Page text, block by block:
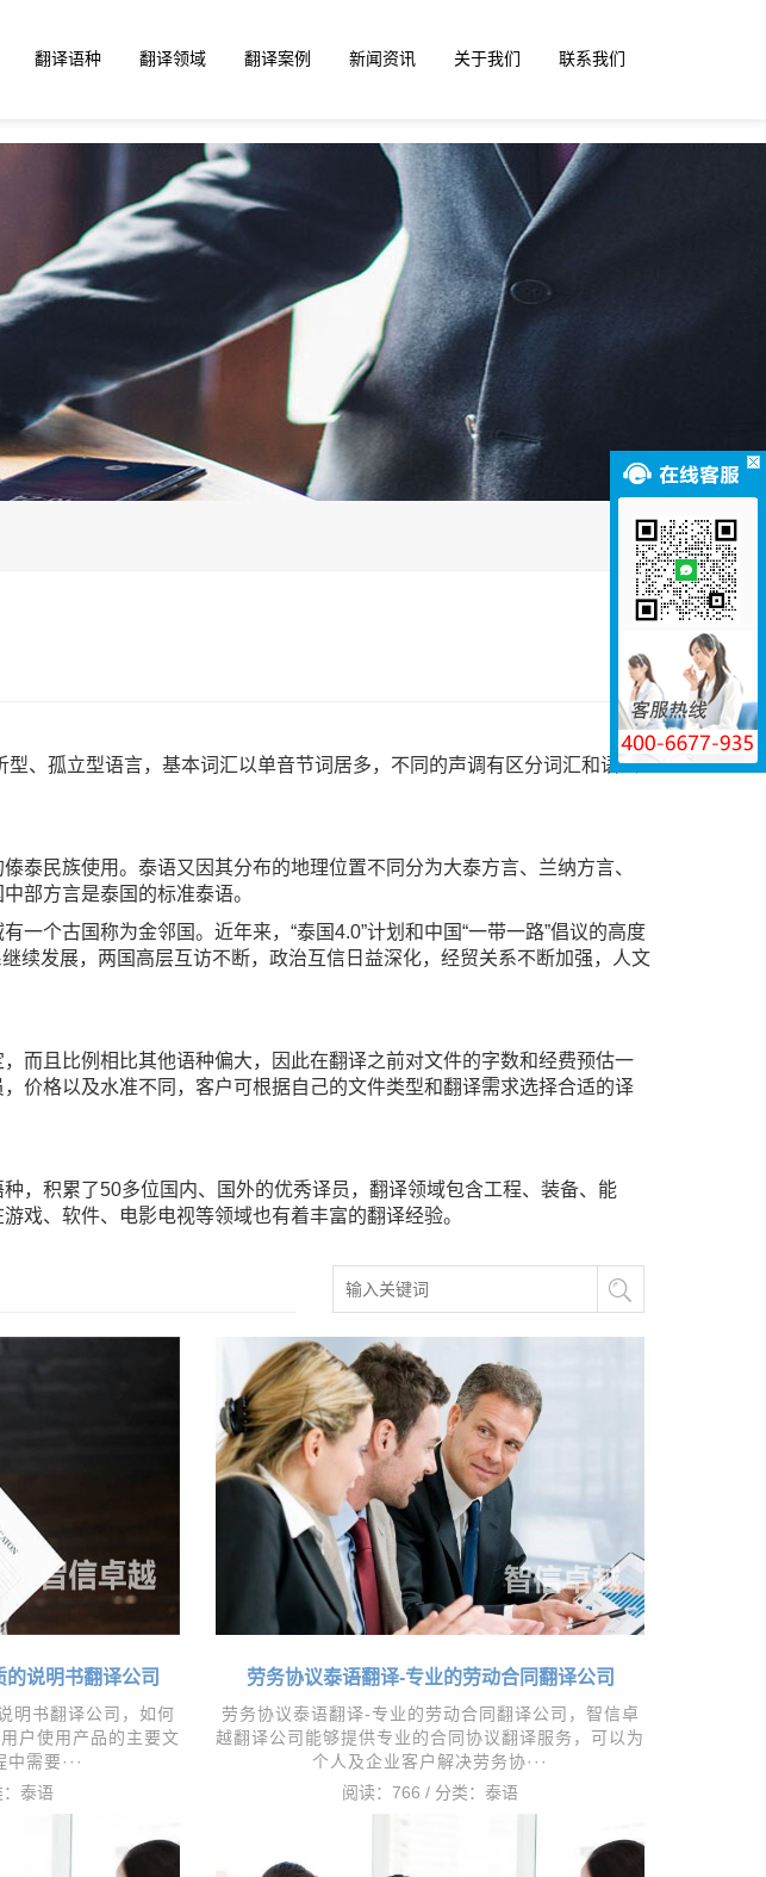
翻译语种 翻译领域 翻译案例 新闻资讯 关于我们 联系我们
、孤立型语言，基本词汇以单音节词居多，不同的声调有区分词汇和语法
泰民族使用。泰语又因其分布的地理位置不同分为大泰方言、兰纳方言、
部方言是泰国的标准泰语。
个古国称为金邻国。近年来，“泰国4.0”计划和中国“一带一路”倡议的高度
续发展，两国高层互访不断，政治互信日益深化，经贸关系不断加强，人文
而且比例相比其他语种偏大，因此在翻译之前对文件的字数和经费预估一
价格以及水准不同，客户可根据自己的文件类型和翻译需求选择合适的译
，积累了50多位国内、国外的优秀译员，翻译领域包含工程、装备、能
戏、软件、电影电视等领域也有着丰富的翻译经验。
说明书翻译公司
明书翻译公司，如何
户使用产品的主要文
需要···
泰语
劳务协议泰语翻译-专业的劳动合同翻译公司
劳务协议泰语翻译-专业的劳动合同翻译公司，智信卓
越翻译公司能够提供专业的合同协议翻译服务，可以为
个人及企业客户解决劳务协···
阅读：766 / 分类： 泰语